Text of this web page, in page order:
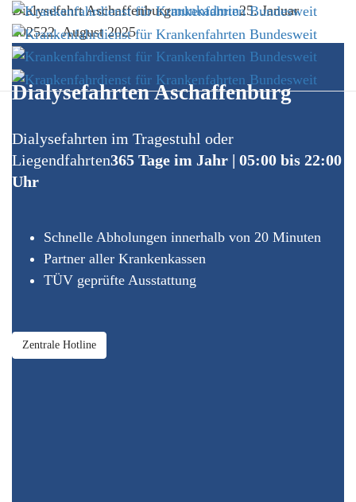
Dialysefahrt Aschaffenburgmunkadmin25. Januar
202522. August 2025
Dialysefahrten Aschaffenburg
Dialysefahrten im Tragestuhl oder
Liegendfahrten365 Tage im Jahr | 05:00 bis 22:00
Uhr
Schnelle Abholungen innerhalb von 20 Minuten
Partner aller Krankenkassen
TÜV geprüfte Ausstattung
Zentrale Hotline